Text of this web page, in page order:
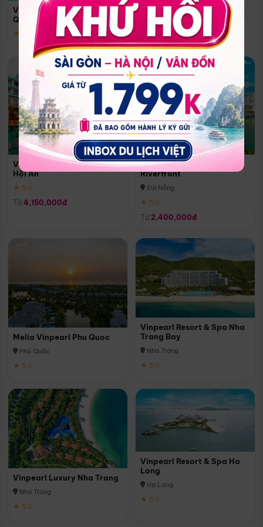
Vinpearl Resort & Spa Phu
Quoc
★ 5.0
Quoc
Phú Quốc
★ 5.0
Vinpearl Resort & Golf Nam
Hội An
★ 5.0
Từ 4,150,000đ
Melia Vinpearl Danang
Riverfront
Đà Nẵng
★ 5.0
Từ 2,400,000đ
Melia Vinpearl Phu Quoc
Phú Quốc
★ 5.0
Vinpearl Resort & Spa Nha
Trang Bay
Nha Trang
★ 5.0
Vinpearl Luxury Nha Trang
Nha Trang
★ 5.0
Vinpearl Resort & Spa Ha
Long
Hạ Long
★ 5.0